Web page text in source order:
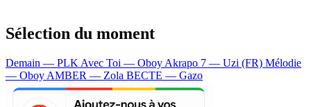
Sélection du moment
Demain — PLK Avec Toi — Oboy Akrapo 7 — Uzi (FR) Mélodie
— Oboy AMBER — Zola BECTE — Gazo